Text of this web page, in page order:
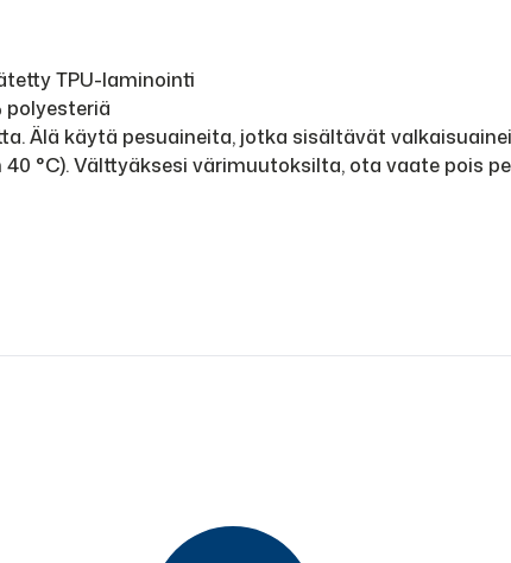
TPU-laminointi
polyesteriä
Älä käytä pesuaineita, jotka sisältävät
°C). Välttyäksesi värimuutoksilta, ota vaate pois